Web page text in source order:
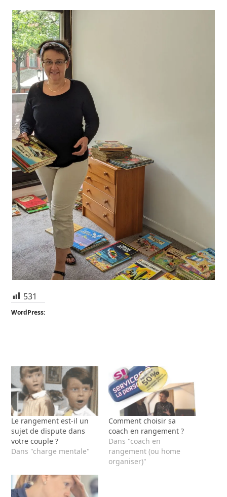
531
WordPress:
Le rangement est-il un
sujet de dispute dans
votre couple ?
Dans "charge mentale"
Comment choisir sa
coach en rangement ?
Dans "coach en
rangement (ou home
organiser)"